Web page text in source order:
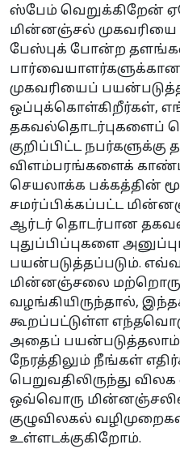
ஸ்பேம் வெறுக்கிறேன்
மின்னஞ்சல் முகவரியை
பேஸ்புக் போன்ற
முகவரியைப்
ஒப்புக்கொள்கிறீர்கள்,
தகவல்தொடர்புகளைப்
குறிப்பிட்ட
விளம்பரங்களைக்
செயலாக்க பக்கத்தின்
சமர்ப்பிக்கப்பட்ட
ஆர்டர் தொடர்பான
புதுப்பிப்புகளை
பயன்படுத்தப்படும்.
மின்னஞ்சலை மற்றொரு
வழங்கியிருந்தால்,
கூறப்பட்டுள்ள
அதைப் பயன்படுத்தலாம்.
நேரத்திலும் நீங்கள்
பெறுவதிலிருந்து
ஒவ்வொரு
குழுவிலகல்
உள்ளடக்குகிறோம்.